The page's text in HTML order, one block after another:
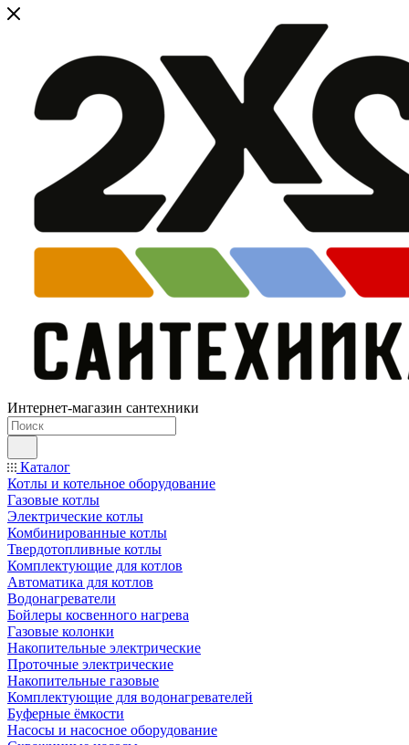
Интернет-магазин сантехники
Каталог
Котлы и котельное оборудование
Газовые котлы
Электрические котлы
Комбинированные котлы
Твердотопливные котлы
Комплектующие для котлов
Автоматика для котлов
Водонагреватели
Бойлеры косвенного нагрева
Газовые колонки
Накопительные электрические
Проточные электрические
Накопительные газовые
Комплектующие для водонагревателей
Буферные ёмкости
Насосы и насосное оборудование